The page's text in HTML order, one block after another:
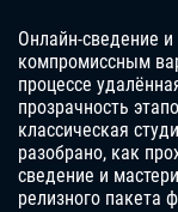
Онлайн-сведение
компромиссным
процессе
прозрачность
классическая
разобрано, как
сведение и
релизного пакета